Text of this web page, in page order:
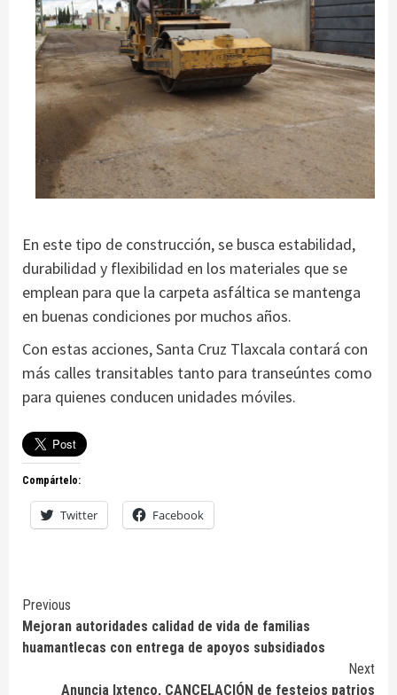
En este tipo de construcción, se busca estabilidad,
durabilidad y flexibilidad en los materiales que se
emplean para que la carpeta asfáltica se mantenga
en buenas condiciones por muchos años.
Con estas acciones, Santa Cruz Tlaxcala contará con
más calles transitables tanto para transeúntes como
para quienes conducen unidades móviles.
Compártelo:
Twitter Facebook
Continue
Reading
Previous
Mejoran autoridades calidad de vida de familias
huamantlecas con entrega de apoyos subsidiados
Next
Anuncia Ixtenco, CANCELACIÓN de festejos patrios